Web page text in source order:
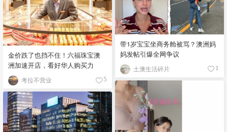
金价跌了也挡不住！六福珠宝澳
洲加速开店，看好华人购买力
考拉不营业 5
带1岁宝宝坐商务舱被骂？澳洲妈
妈发帖引爆全网争议
土澳生活碎片 1